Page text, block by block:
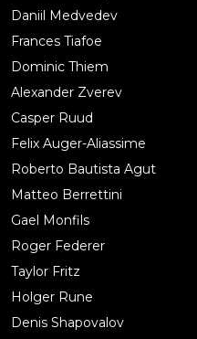
Daniil Medvedev
Frances Tiafoe
Dominic Thiem
Alexander Zverev
Casper Ruud
Felix Auger-Aliassime
Roberto Bautista Agut
Matteo Berrettini
Gael Monfils
Roger Federer
Taylor Fritz
Holger Rune
Denis Shapovalov